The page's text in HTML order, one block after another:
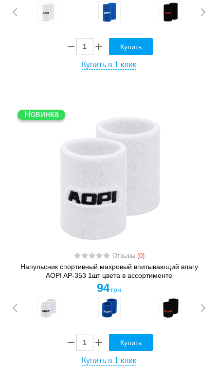
Купить
Купить в 1 клик
Новинка
Отзывы (0)
Напульсник спортивный махровый впитывающий влагу
AOPI AP-353 1шт цвета в ассортименте
94 грн
Купить
Купить в 1 клик